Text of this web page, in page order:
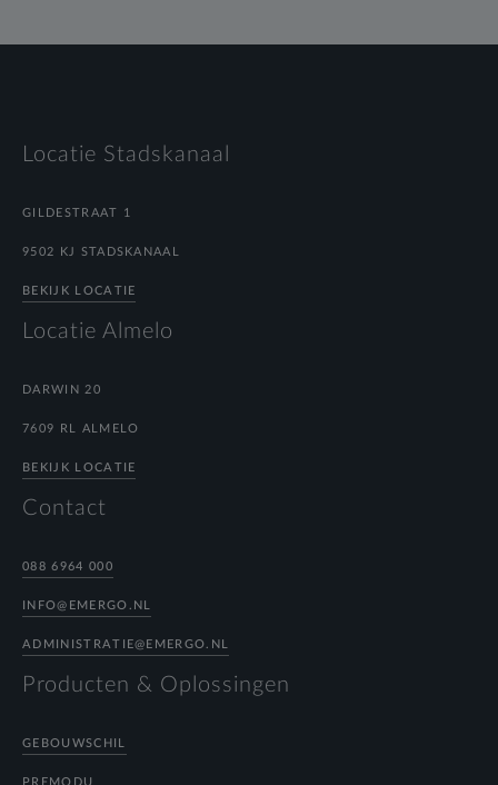
Locatie Stadskanaal
GILDESTRAAT 1
9502 KJ STADSKANAAL
BEKIJK LOCATIE
Locatie Almelo
DARWIN 20
7609 RL ALMELO
BEKIJK LOCATIE
Contact
088 6964 000
INFO@EMERGO.NL
ADMINISTRATIE@EMERGO.NL
Producten & Oplossingen
GEBOUWSCHIL
PREMODU